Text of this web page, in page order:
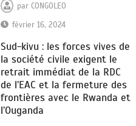
par CONGOLEO
février 16, 2024
Sud-kivu : les forces vives de
la société civile exigent le
retrait immédiat de la RDC
de l’EAC et la fermeture des
frontières avec le Rwanda et
l’Ouganda